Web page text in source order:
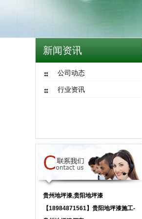
新闻资讯
公司动态
行业资讯
贵州地坪漆,贵阳地坪漆
【18984871561】贵阳地坪漆施工-